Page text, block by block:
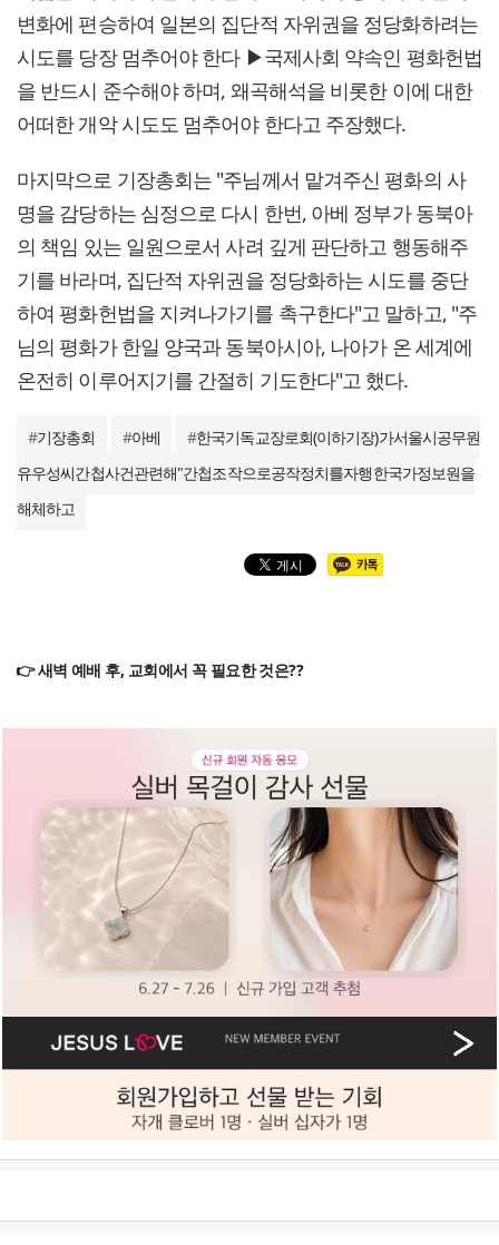
변화에 편승하여 일본의 집단적 자위권을 정당화하려는
시도를 당장 멈추어야 한다 ▶국제사회 약속인 평화헌법
을 반드시 준수해야 하며, 왜곡해석을 비롯한 이에 대한
어떠한 개악 시도도 멈추어야 한다고 주장했다.
마지막으로 기장총회는 "주님께서 맡겨주신 평화의 사
명을 감당하는 심정으로 다시 한번, 아베 정부가 동북아
의 책임 있는 일원으로서 사려 깊게 판단하고 행동해주
기를 바라며, 집단적 자위권을 정당화하는 시도를 중단
하여 평화헌법을 지켜나가기를 촉구한다"고 말하고, "주
님의 평화가 한일 양국과 동북아시아, 나아가 온 세계에
온전히 이루어지기를 간절히 기도한다"고 했다.
#기장총회 #아베 #한국기독교장로회(이하기장)가서울시공무원
유우성씨간첩사건관련해"간첩조작으로공작정치를자행한국가정보원을
해체하고
👉 새벽 예배 후, 교회에서 꼭 필요한 것은??